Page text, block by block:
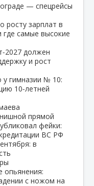
— спецрейсы
росту зарплат в
где самые высокие
должен
и рост
у гимназии № 10:
10‑летней
прямой
фейки:
ВС РФ
в
опьянения:
с ножом на